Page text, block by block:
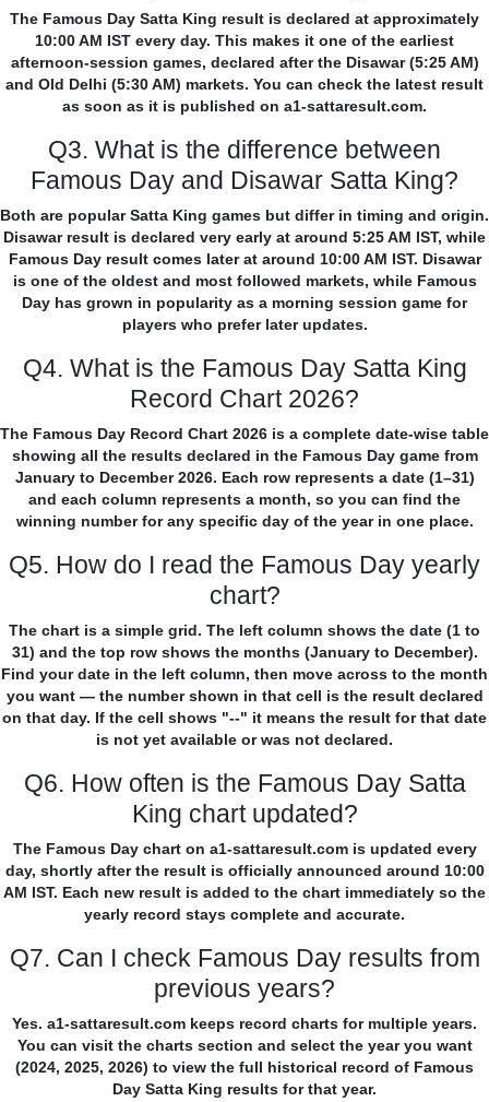
The Famous Day Satta King result is declared at approximately
10:00 AM IST every day. This makes it one of the earliest
afternoon-session games, declared after the Disawar (5:25 AM)
and Old Delhi (5:30 AM) markets. You can check the latest result
as soon as it is published on a1-sattaresult.com.
Q3. What is the difference between
Famous Day and Disawar Satta King?
Both are popular Satta King games but differ in timing and origin.
Disawar result is declared very early at around 5:25 AM IST, while
Famous Day result comes later at around 10:00 AM IST. Disawar
is one of the oldest and most followed markets, while Famous
Day has grown in popularity as a morning session game for
players who prefer later updates.
Q4. What is the Famous Day Satta King
Record Chart 2026?
The Famous Day Record Chart 2026 is a complete date-wise table
showing all the results declared in the Famous Day game from
January to December 2026. Each row represents a date (1–31)
and each column represents a month, so you can find the
winning number for any specific day of the year in one place.
Q5. How do I read the Famous Day yearly
chart?
The chart is a simple grid. The left column shows the date (1 to
31) and the top row shows the months (January to December).
Find your date in the left column, then move across to the month
you want — the number shown in that cell is the result declared
on that day. If the cell shows "--" it means the result for that date
is not yet available or was not declared.
Q6. How often is the Famous Day Satta
King chart updated?
The Famous Day chart on a1-sattaresult.com is updated every
day, shortly after the result is officially announced around 10:00
AM IST. Each new result is added to the chart immediately so the
yearly record stays complete and accurate.
Q7. Can I check Famous Day results from
previous years?
Yes. a1-sattaresult.com keeps record charts for multiple years.
You can visit the charts section and select the year you want
(2024, 2025, 2026) to view the full historical record of Famous
Day Satta King results for that year.